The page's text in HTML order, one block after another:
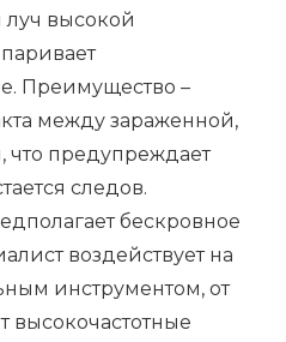
луч высокой
Преимущество –
между зараженной,
что предупреждает
следов.
бескровное
воздействует на
инструментом, от
высокочастотные